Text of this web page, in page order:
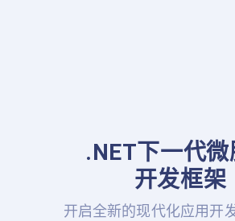
.NET下一代
开发框架
开启全新的现代化应用开